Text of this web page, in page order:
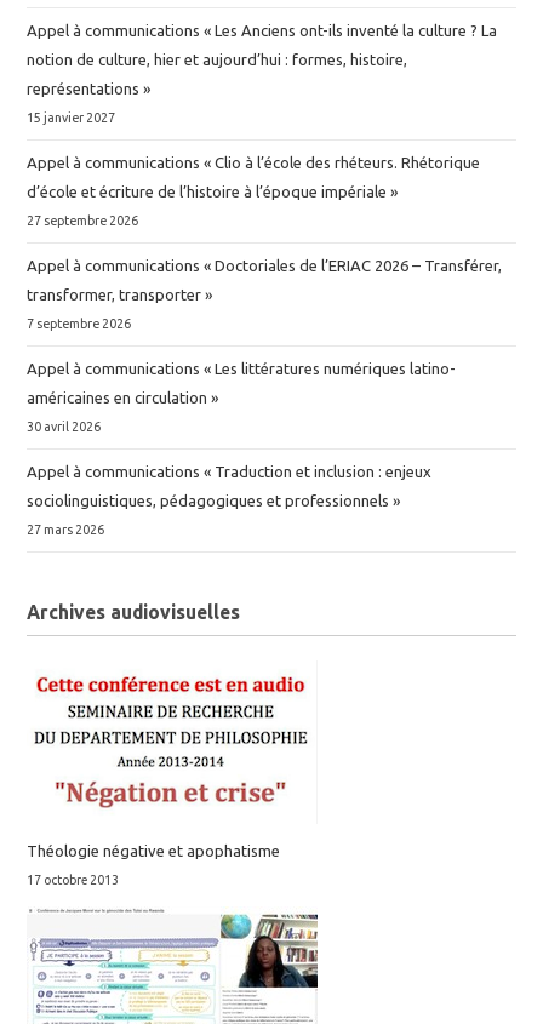
Appel à communications « Les Anciens ont-ils inventé la culture ? La
notion de culture, hier et aujourd’hui : formes, histoire,
représentations »
15 janvier 2027
Appel à communications « Clio à l’école des rhéteurs. Rhétorique
d’école et écriture de l’histoire à l’époque impériale »
27 septembre 2026
Appel à communications « Doctoriales de l’ERIAC 2026 – Transférer,
transformer, transporter »
7 septembre 2026
Appel à communications « Les littératures numériques latino-
américaines en circulation »
30 avril 2026
Appel à communications « Traduction et inclusion : enjeux
sociolinguistiques, pédagogiques et professionnels »
27 mars 2026
Archives audiovisuelles
Théologie négative et apophatisme
17 octobre 2013